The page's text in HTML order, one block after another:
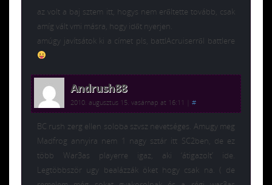
az volt a baj sztem itt, hogys nem erőltette tovább, csak
amíg vált vmi másra, hogy időt nyerjen.
amúgy javítsátok ki a címet pls, battlAcruiserről battlere
Andrush88
2010. augusztus 15. vasárnap at 16:11 #
BC rush zerg ellen soloba szvsz nevetséges. Amugy meg
Madfrog annyira nem 1 nagy sztár itt SC2ben, de ez
több War3as playerre igaz, aki ‘átigazolt’ ide.
Legtöbbször ugy bealázzák öket hogy csak na. ( de